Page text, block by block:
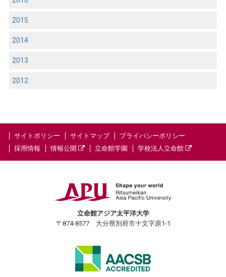
2015
2014
2013
2012
サイトポリシー サイトマップ
プライバシーポリシー
採用情報
情報公開 立命館学園 学校法人立命館
立命館アジア太平洋大学
〒874-8577 大分県別府市十文字原1-1